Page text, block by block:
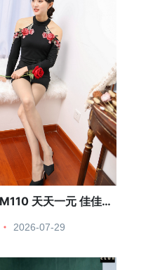
天天一元 佳佳的
2026-07-29